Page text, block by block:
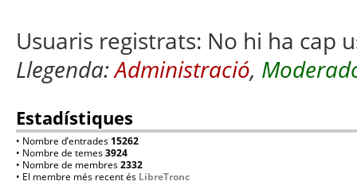
Usuaris registrats: No hi ha cap
Llegenda:Administració,
Estadístiques
• Nombre d’entrades 15262
• Nombre de temes3924
• Nombre de membres2332
• El membre més recent és LibreTronc